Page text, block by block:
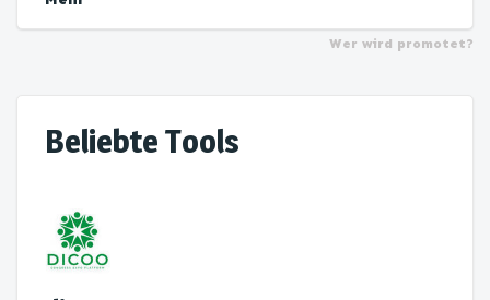
Wer wird promotet?
Beliebte Tools